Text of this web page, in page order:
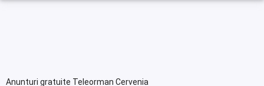
Anunturi gratuite Teleorman Cervenia